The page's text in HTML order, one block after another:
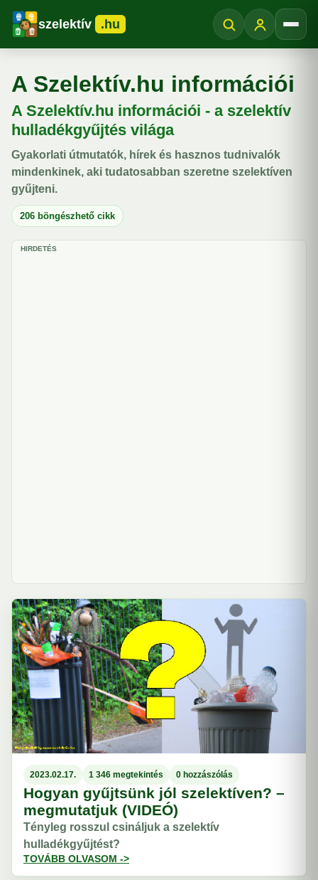
szelektív .hu
A Szelektív.hu információi
A Szelektív.hu információi - a szelektív
hulladékgyűjtés világa
Gyakorlati útmutatók, hírek és hasznos tudnivalók
mindenkinek, aki tudatosabban szeretne szelektíven
gyűjteni.
206 böngészhető cikk
HIRDETÉS
2023.02.17. 1 346 megtekintés 0 hozzászólás
Hogyan gyűjtsünk jól szelektíven? –
megmutatjuk (VIDEÓ)
Tényleg rosszul csináljuk a szelektív
hulladékgyűjtést?
TOVÁBB OLVASOM ->